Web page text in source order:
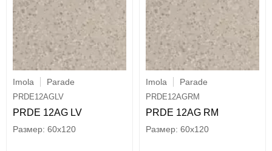
Imola Parade
PRDE12AGLV
PRDE 12AG LV
60x120
Imola Parade
PRDE12AGRM
PRDE 12AG RM
60x120